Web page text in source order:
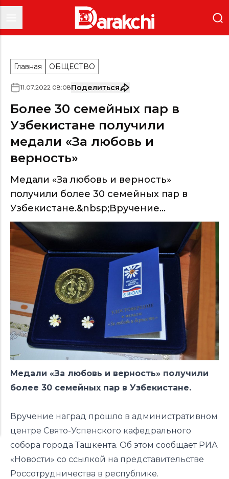
Главная ОБЩЕСТВО
11.07.2022 08:08Поделиться
Более 30 семейных пар в
Узбекистане получили
медали «За любовь и
верность»
Медали «За любовь и верность»
получили более 30 семейных пар в
Узбекистане.&nbsp;Вручение...
Медали «За любовь и верность» получили
более 30 семейных пар в Узбекистане.
Вручение наград прошло в административном
центре Свято-Успенского кафедрального
собора города Ташкента. Об этом сообщает РИА
«Новости» со ссылкой на представительстве
Россотрудничества в республике.